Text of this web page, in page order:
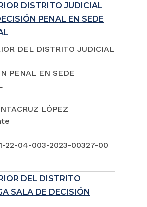
DISTRITO JUDICIAL
PENAL EN SEDE
DEL DISTRITO JUDICIAL
PENAL EN SEDE
LÓPEZ
22-04-003-2023-00327-00
DEL DISTRITO
SALA DE DECISIÓN